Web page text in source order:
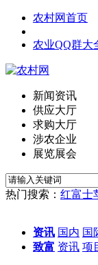
农村网首页
农业QQ群大
新闻资讯
供应大厅
求购大厅
涉农企业
展览展会
热门搜索： 红富士
资讯 国内 国
致富 资讯 项